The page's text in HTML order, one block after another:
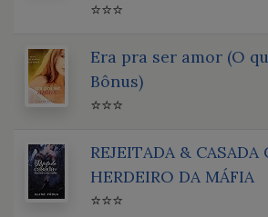
⭐⭐⭐
Era pra ser amor (O
Bônus)
⭐⭐⭐
REJEITADA & CASADA
HERDEIRO DA MÁFIA
⭐⭐⭐